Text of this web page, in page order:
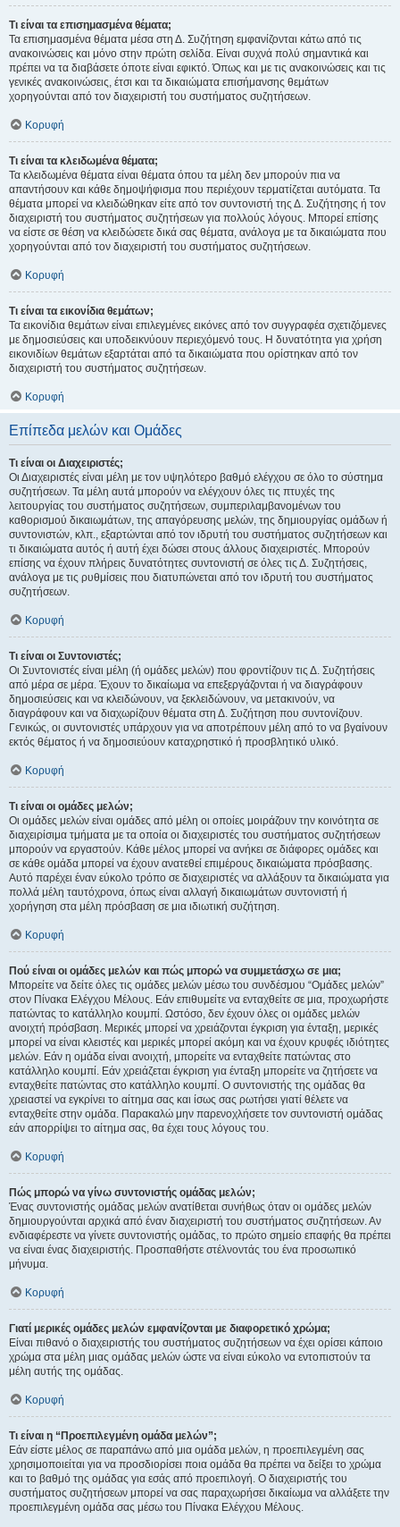
Τι είναι τα επισημασμένα θέματα;
Τα επισημασμένα θέματα μέσα στη Δ. Συζήτηση εμφανίζονται κάτω από τις
ανακοινώσεις και μόνο στην πρώτη σελίδα. Είναι συχνά πολύ σημαντικά και
πρέπει να τα διαβάσετε όποτε είναι εφικτό. Όπως και με τις ανακοινώσεις και τις
γενικές ανακοινώσεις, έτσι και τα δικαιώματα επισήμανσης θεμάτων
χορηγούνται από τον διαχειριστή του συστήματος συζητήσεων.
Κορυφή
Τι είναι τα κλειδωμένα θέματα;
Τα κλειδωμένα θέματα είναι θέματα όπου τα μέλη δεν μπορούν πια να
απαντήσουν και κάθε δημοψήφισμα που περιέχουν τερματίζεται αυτόματα. Τα
θέματα μπορεί να κλειδώθηκαν είτε από τον συντονιστή της Δ. Συζήτησης ή τον
διαχειριστή του συστήματος συζητήσεων για πολλούς λόγους. Μπορεί επίσης
να είστε σε θέση να κλειδώσετε δικά σας θέματα, ανάλογα με τα δικαιώματα που
χορηγούνται από τον διαχειριστή του συστήματος συζητήσεων.
Κορυφή
Τι είναι τα εικονίδια θεμάτων;
Τα εικονίδια θεμάτων είναι επιλεγμένες εικόνες από τον συγγραφέα σχετιζόμενες
με δημοσιεύσεις και υποδεικνύουν περιεχόμενό τους. Η δυνατότητα για χρήση
εικονιδίων θεμάτων εξαρτάται από τα δικαιώματα που ορίστηκαν από τον
διαχειριστή του συστήματος συζητήσεων.
Κορυφή
Επίπεδα μελών και Ομάδες
Τι είναι οι Διαχειριστές;
Οι Διαχειριστές είναι μέλη με τον υψηλότερο βαθμό ελέγχου σε όλο το σύστημα
συζητήσεων. Τα μέλη αυτά μπορούν να ελέγχουν όλες τις πτυχές της
λειτουργίας του συστήματος συζητήσεων, συμπεριλαμβανομένων του
καθορισμού δικαιωμάτων, της απαγόρευσης μελών, της δημιουργίας ομάδων ή
συντονιστών, κλπ., εξαρτώνται από τον ιδρυτή του συστήματος συζητήσεων και
τι δικαιώματα αυτός ή αυτή έχει δώσει στους άλλους διαχειριστές. Μπορούν
επίσης να έχουν πλήρεις δυνατότητες συντονιστή σε όλες τις Δ. Συζητήσεις,
ανάλογα με τις ρυθμίσεις που διατυπώνεται από τον ιδρυτή του συστήματος
συζητήσεων.
Κορυφή
Τι είναι οι Συντονιστές;
Οι Συντονιστές είναι μέλη (ή ομάδες μελών) που φροντίζουν τις Δ. Συζητήσεις
από μέρα σε μέρα. Έχουν το δικαίωμα να επεξεργάζονται ή να διαγράφουν
δημοσιεύσεις και να κλειδώνουν, να ξεκλειδώνουν, να μετακινούν, να
διαγράφουν και να διαχωρίζουν θέματα στη Δ. Συζήτηση που συντονίζουν.
Γενικώς, οι συντονιστές υπάρχουν για να αποτρέπουν μέλη από το να βγαίνουν
εκτός θέματος ή να δημοσιεύουν καταχρηστικό ή προσβλητικό υλικό.
Κορυφή
Τι είναι οι ομάδες μελών;
Οι ομάδες μελών είναι ομάδες από μέλη οι οποίες μοιράζουν την κοινότητα σε
διαχειρίσιμα τμήματα με τα οποία οι διαχειριστές του συστήματος συζητήσεων
μπορούν να εργαστούν. Κάθε μέλος μπορεί να ανήκει σε διάφορες ομάδες και
σε κάθε ομάδα μπορεί να έχουν ανατεθεί επιμέρους δικαιώματα πρόσβασης.
Αυτό παρέχει έναν εύκολο τρόπο σε διαχειριστές να αλλάξουν τα δικαιώματα για
πολλά μέλη ταυτόχρονα, όπως είναι αλλαγή δικαιωμάτων συντονιστή ή
χορήγηση στα μέλη πρόσβαση σε μια ιδιωτική συζήτηση.
Κορυφή
Πού είναι οι ομάδες μελών και πώς μπορώ να συμμετάσχω σε μια;
Μπορείτε να δείτε όλες τις ομάδες μελών μέσω του συνδέσμου “Ομάδες μελών”
στον Πίνακα Ελέγχου Μέλους. Εάν επιθυμείτε να ενταχθείτε σε μια, προχωρήστε
πατώντας το κατάλληλο κουμπί. Ωστόσο, δεν έχουν όλες οι ομάδες μελών
ανοιχτή πρόσβαση. Μερικές μπορεί να χρειάζονται έγκριση για ένταξη, μερικές
μπορεί να είναι κλειστές και μερικές μπορεί ακόμη και να έχουν κρυφές ιδιότητες
μελών. Εάν η ομάδα είναι ανοιχτή, μπορείτε να ενταχθείτε πατώντας στο
κατάλληλο κουμπί. Εάν χρειάζεται έγκριση για ένταξη μπορείτε να ζητήσετε να
ενταχθείτε πατώντας στο κατάλληλο κουμπί. Ο συντονιστής της ομάδας θα
χρειαστεί να εγκρίνει το αίτημα σας και ίσως σας ρωτήσει γιατί θέλετε να
ενταχθείτε στην ομάδα. Παρακαλώ μην παρενοχλήσετε τον συντονιστή ομάδας
εάν απορρίψει το αίτημα σας, θα έχει τους λόγους του.
Κορυφή
Πώς μπορώ να γίνω συντονιστής ομάδας μελών;
Ένας συντονιστής ομάδας μελών ανατίθεται συνήθως όταν οι ομάδες μελών
δημιουργούνται αρχικά από έναν διαχειριστή του συστήματος συζητήσεων. Αν
ενδιαφέρεστε να γίνετε συντονιστής ομάδας, το πρώτο σημείο επαφής θα πρέπει
να είναι ένας διαχειριστής. Προσπαθήστε στέλνοντάς του ένα προσωπικό
μήνυμα.
Κορυφή
Γιατί μερικές ομάδες μελών εμφανίζονται με διαφορετικό χρώμα;
Είναι πιθανό ο διαχειριστής του συστήματος συζητήσεων να έχει ορίσει κάποιο
χρώμα στα μέλη μιας ομάδας μελών ώστε να είναι εύκολο να εντοπιστούν τα
μέλη αυτής της ομάδας.
Κορυφή
Τι είναι η “Προεπιλεγμένη ομάδα μελών”;
Εάν είστε μέλος σε παραπάνω από μια ομάδα μελών, η προεπιλεγμένη σας
χρησιμοποιείται για να προσδιορίσει ποια ομάδα θα πρέπει να δείξει το χρώμα
και το βαθμό της ομάδας για εσάς από προεπιλογή. Ο διαχειριστής του
συστήματος συζητήσεων μπορεί να σας παραχωρήσει δικαίωμα να αλλάξετε την
προεπιλεγμένη ομάδα σας μέσω του Πίνακα Ελέγχου Μέλους.